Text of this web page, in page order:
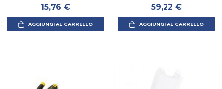
15,76 €
AGGIUNGI AL CARRELLO
59,22 €
AGGIUNGI AL CARRELLO